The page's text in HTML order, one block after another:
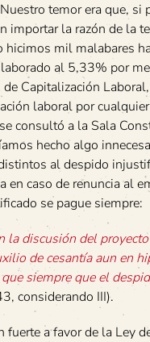
temor era que, si
importar la razón de la
mil malabares
al 5,33% por
Capitalización
laboral por
consultó a la Sala
hecho algo
al despido
caso de renuncia al
se pague siempre:
la discusión del
de cesantía aun en
siempre que el
considerando III).
a favor de la Ley